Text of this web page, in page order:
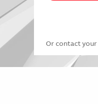
Or contact your